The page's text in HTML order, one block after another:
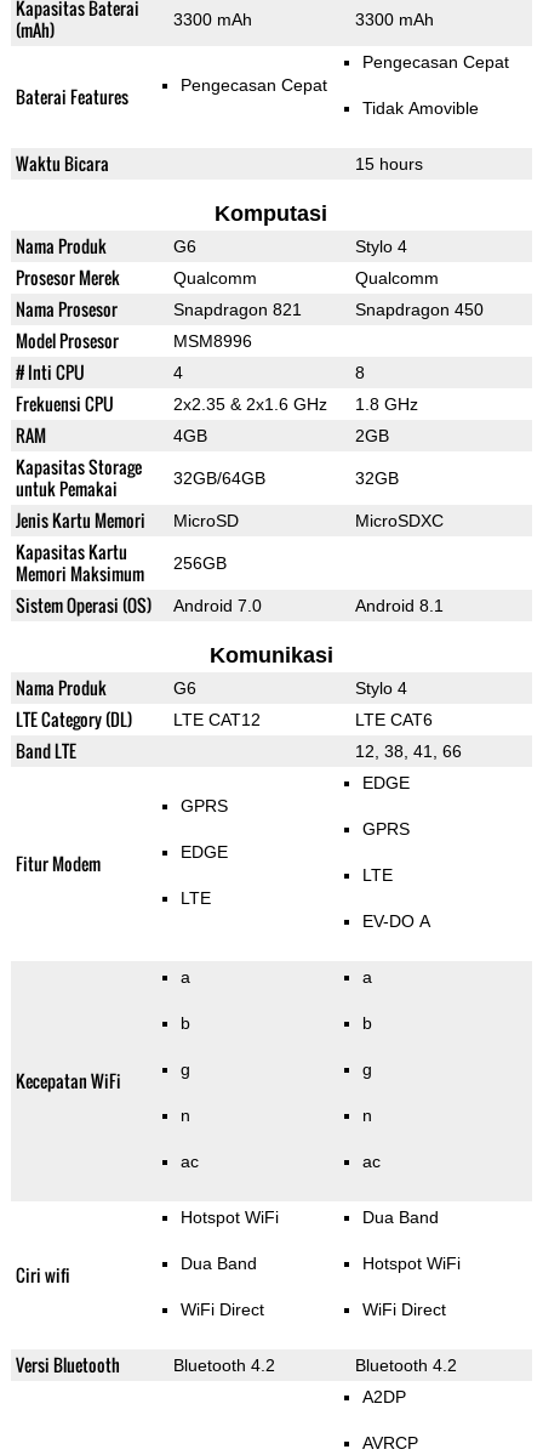
Kapasitas Baterai
(mAh)
3300 mAh 3300 mAh
Baterai Features Pengecasan Cepat
Pengecasan Cepat
Tidak Amovible
Waktu Bicara 15 hours
Komputasi
Nama Produk G6 Stylo 4
Prosesor Merek Qualcomm Qualcomm
Nama Prosesor Snapdragon 821 Snapdragon 450
Model Prosesor MSM8996
# Inti CPU 4 8
Frekuensi CPU 2x2.35 & 2x1.6 GHz 1.8 GHz
RAM 4GB 2GB
Kapasitas Storage
untuk Pemakai
32GB/64GB 32GB
Jenis Kartu Memori MicroSD MicroSDXC
Kapasitas Kartu
Memori Maksimum
256GB
Sistem Operasi (OS) Android 7.0 Android 8.1
Komunikasi
Nama Produk G6 Stylo 4
LTE Category (DL) LTE CAT12 LTE CAT6
Band LTE 12, 38, 41, 66
Fitur Modem
GPRS
EDGE
LTE
EDGE
GPRS
LTE
EV-DO A
Kecepatan WiFi
a
b
g
n
ac
a
b
g
n
ac
Ciri wifi
Hotspot WiFi
Dua Band
WiFi Direct
Dua Band
Hotspot WiFi
WiFi Direct
Versi Bluetooth Bluetooth 4.2 Bluetooth 4.2
A2DP
AVRCP